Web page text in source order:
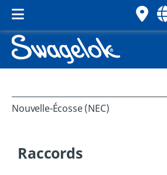
Nouvelle-Écosse (NEC)
Raccords